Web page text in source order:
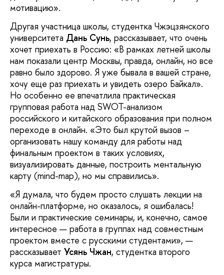
мотивацию».
Другая участница школы, студентка Чжэцзянского
университета Дань Сунь, рассказывает, что очень
хочет приехать в Россию: «В рамках летней школы
нам показали центр Москвы, правда, онлайн, но все
равно было здорово. Я уже бывала в вашей стране,
хочу еще раз приехать и увидеть озеро Байкал».
Но особенно ее впечатлила практическая
групповая работа над SWOT-анализом
российского и китайского образования при полном
переходе в онлайн. «Это был крутой вызов –
организовать нашу команду для работы над
финальным проектом в таких условиях,
визуализировать данные, построить ментальную
карту (mind-map), но мы справились».
«Я думала, что будем просто слушать лекции на
онлайн-платформе, но оказалось, я ошибалась!
Были и практические семинары, и, конечно, самое
интересное — работа в группах над совместным
проектом вместе с русскими студентами», —
рассказывает Усянь Чжан, студентка второго
курса магистратуры.